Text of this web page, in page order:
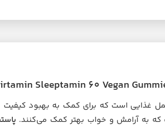
غذایی است که برای کمک به بهبود
که به آرامش و خواب بهتر کمک می‌کنند.